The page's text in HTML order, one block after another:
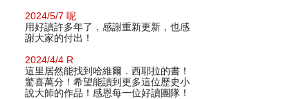
2024/5/7 呢
用好讀許多年了，感謝重新更新，也感
謝大家的付出！
2024/4/4 R
這里居然能找到哈維爾．西耶拉的書！
驚喜萬分！希望能讀到更多這位歷史小
說大師的作品！感恩每一位好讀團隊！